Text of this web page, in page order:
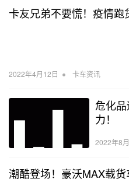
卡友兄弟不要慌！疫情跑
2022年4月12日 • 卡车资讯
危化品
力！
2022年8
潮酷登场！豪沃MAX载货